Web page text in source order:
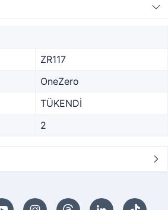
ZR117
OneZero
TÜKENDİ
2